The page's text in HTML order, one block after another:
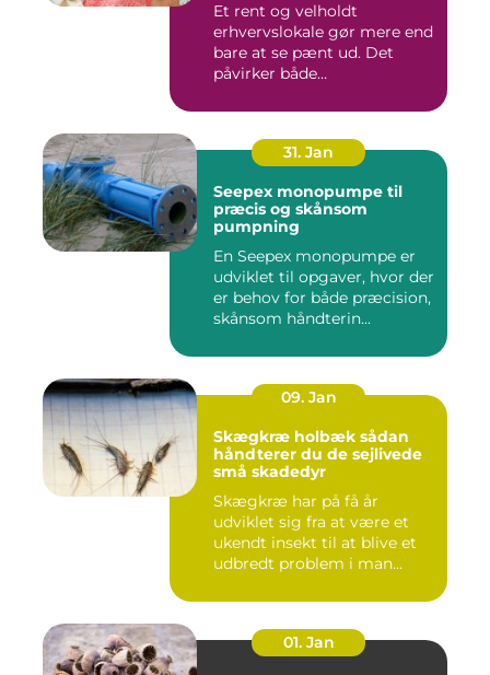
Et rent og velholdt
erhvervslokale gør mere end
bare at se pænt ud. Det
påvirker både
31. Jan
Seepex monopumpe til
præcis og skånsom
pumpning
En Seepex monopumpe er
udviklet til opgaver, hvor der
er behov for både præcision,
skånsom håndterin...
09. Jan
Skægkræ holbæk sådan
håndterer du de sejlivede
små skadedyr
Skægkræ har på få år
udviklet sig fra at være et
ukendt insekt til at blive et
udbredt problem i man...
01. Jan